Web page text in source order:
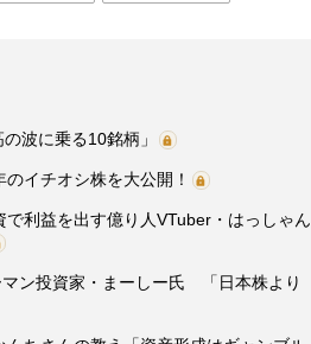
波に乗る10銘柄」
イチオシ株を大公開！
で利益を出す億り人VTuber・はっしゃん
マン投資家・まーしー氏 「日本株より